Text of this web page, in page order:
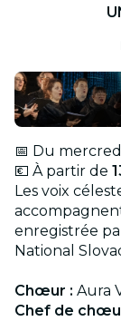
📅 Du
💶 À partir de
Les voix
enregistrée
National
Chœur : Aura
Chef de